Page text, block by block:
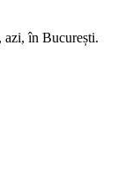
azi, în București.